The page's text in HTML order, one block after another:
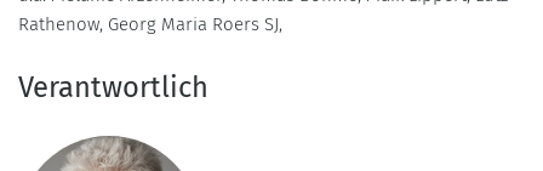
Rathenow, Georg Maria Roers SJ,
Verantwortlich